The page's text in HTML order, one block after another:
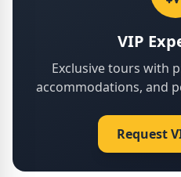
VIP
Exclusive tours with
accommodations, and
Request